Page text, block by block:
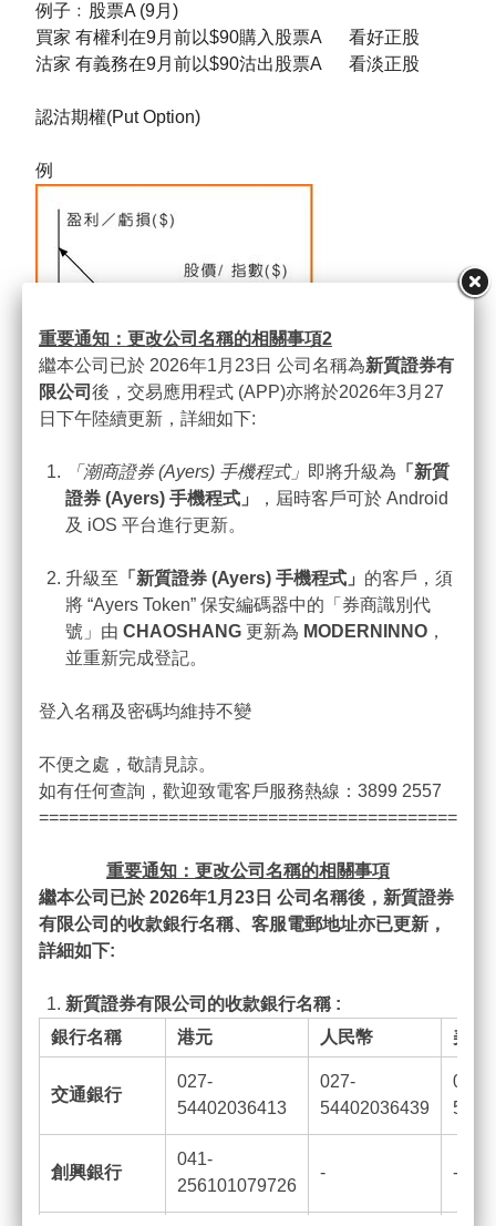
例子﹕股票A (9月)
買家 有權利在9月前以$90購入股票A 看好正股
沽家 有義務在9月前以$90沽出股票A 看淡正股
認沽期權(Put Option)
例
例子﹕股票B (9月)
沽家 有義務在9月前以$20購入股票B 看好股份
約，任何人仕皆可以買入（或賣出）期權。合約持有者
(買方)有權卻無義務在指定時間或之前按指定價格向賣
股票期權的特點
靈活的投資策略
不論股票價格上升或下跌，甚至牛皮亦可獲得盈利機
會。
期權為投資者提供一個快捷及便宜的方法去保障投資組
合的價值。股票期權可以與正股對沖減低投資風險。
槓桿效應
股票期權是衍生工具的一種，其槓桿效應能增大你的資
重要通知：更改公司名稱的相關事項2
繼本公司已於 2026年1月23日 公司名稱為新質證券有
限公司 後，交易應用程式 (APP)亦將於2026年3月27
日下午陸續更新，詳細如下:
「潮商證券(Ayers) 手機程式」 即將升級為 「新質
證券 (Ayers) 手機程式」
，屆時客戶可於 Android
及 iOS 平台進行更新。
升級至 「新質證券 (Ayers) 手機程式」 的客戶，須
將 “Ayers Token” 保安編碼器中的「券商識別代
號」由 CHAOSHANG 更新為 MODERNINNO ，
並重新完成登記。
登入名稱及密碼均維持不變
不便之處，敬請見諒。
如有任何查詢，歡迎致電客戶服務熱線：3899 2557
重要通知：更改公司名稱的相關事項
繼本公司已於 2026年1月23 日 公司名稱後，新質證券
有限公司的收款銀行名稱、客服電郵地址亦已更新，
詳細如下:
新質證券有限公司的收款銀行名稱 :
銀行名稱
港元 人民幣 美元
交通銀行
027-
54402036413
027-
54402036439
027-
創興銀行
041-
256101079726
- -